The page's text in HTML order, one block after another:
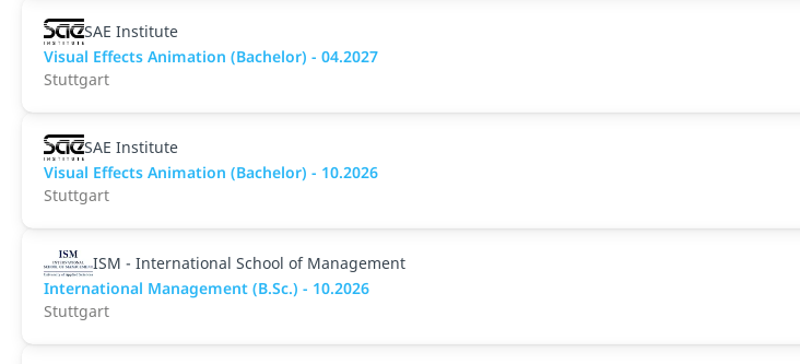
SAE Institute
Visual Effects Animation (Bachelor) - 04.2027
Stuttgart
SAE Institute
Visual Effects Animation (Bachelor) - 10.2026
Stuttgart
ISM - International School of Management
International Management (B.Sc.) - 10.2026
Stuttgart